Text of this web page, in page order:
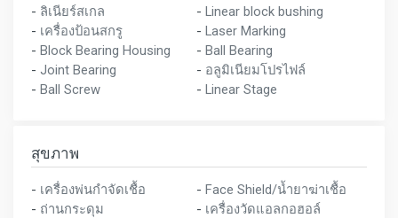
- ลิเนียร์สเกล - Linear block bushing
- เครื่องป้อนสกรู - Laser Marking
- Block Bearing Housing - Ball Bearing
- Joint Bearing - อลูมิเนียมโปรไฟล์
- Ball Screw - Linear Stage
สุขภาพ
- เครื่องพ่นกำจัดเชื้อ - Face Shield/น้ำยาฆ่าเชื้อ
- ถ่านกระดุม - เครื่องวัดแอลกอฮอล์